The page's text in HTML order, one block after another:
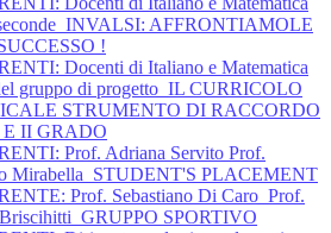
AFFRONTIAMOLE
!
Docenti di Italiano e Matematica
gruppo di progetto_IL CURRICOLO
STRUMENTO DI RACCORDO
II GRADO
Prof. Adriana Servito Prof.
Mirabella_STUDENT'S PLACEMENT
Prof. Sebastiano Di Caro_Prof.
SPORTIVO